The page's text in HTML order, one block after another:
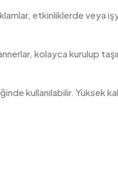
etkinliklerde veya
kolayca kurulup
kullanılabilir. Yüksek